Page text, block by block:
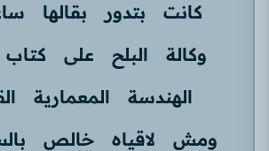
كانت
بتدور بقالها
وكالة
البلح على كتاب
الهندسة
المعمارية
ومش
لاقياه خالص